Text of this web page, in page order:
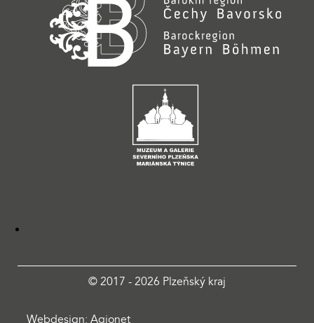
© 2017 - 2026 Plzeňský kraj
Webdesign: Agionet